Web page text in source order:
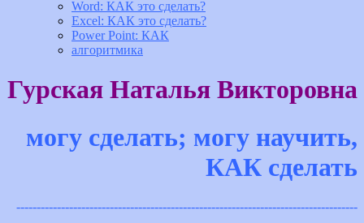
Word: КАК это сделать?
Excel: КАК это сделать?
Power Point: КАК
алгоритмика
Гурская Наталья Викторовна
могу сделать; могу научить,
КАК сделать
------------------------------------------------------------------------------------